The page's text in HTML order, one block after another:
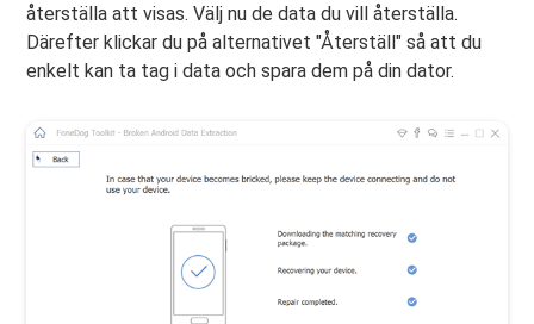
återställa att visas. Välj nu de data du vill återställa.
Därefter klickar du på alternativet "Återställ" så att du
enkelt kan ta tag i data och spara dem på din dator.